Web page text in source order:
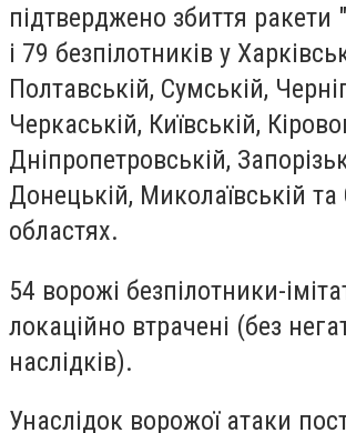
підтверджено збиття ракети
і 79 безпілотників у
Полтавській, Сумській,
Черкаській, Київській,
Дніпропетровській,
Донецькій, Миколаївській та
областях.
54 ворожі безпілотники-
локаційно втрачені (без
наслідків).
Унаслідок ворожої атаки